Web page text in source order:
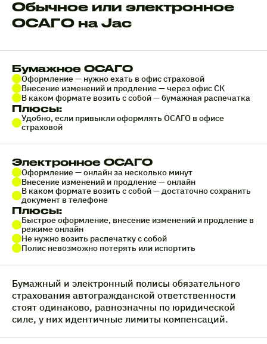
Обычное или электронное
ОСАГО на Jac
Бумажное ОСАГО
Оформление — нужно ехать в офис страховой
Внесение изменений и продление — через офис СК
В каком формате возить с собой — бумажная распечатка
Плюсы:
Удобно, если привыкли оформлять ОСАГО в офисе
страховой
Электронное ОСАГО
Оформление — онлайн за несколько минут
Внесение изменений и продление — онлайн
В каком формате возить с собой — достаточно сохранить
документ в телефоне
Плюсы:
Быстрое оформление, внесение изменений и продление в
режиме онлайн
Не нужно возить распечатку с собой
Полис невозможно потерять или испортить
Бумажный и электронный полисы обязательного
страхования автогражданской ответственности
стоят одинаково, равнозначны по юридической
силе, у них идентичные лимиты компенсаций.